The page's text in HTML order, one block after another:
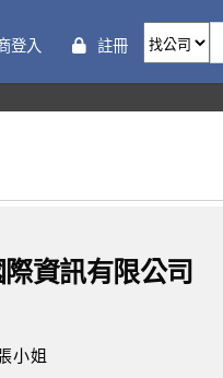
登入 註冊
資訊有限公司
小姐